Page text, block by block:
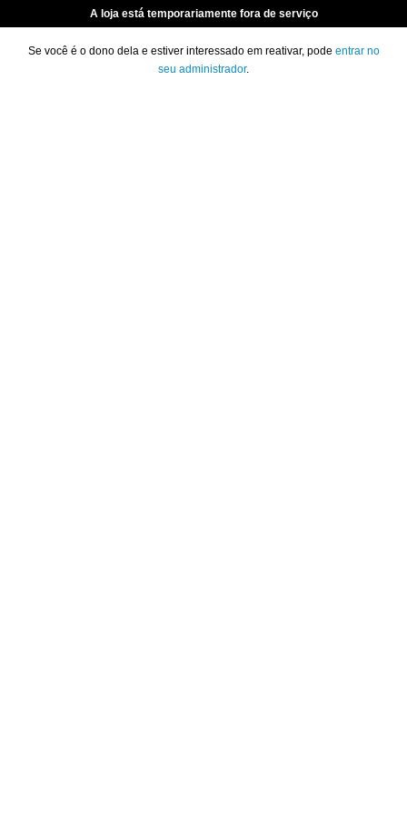
A loja está temporariamente fora de serviço
Se você é o dono dela e estiver interessado em reativar, pode entrar no
seu administrador.